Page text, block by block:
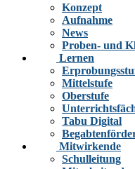
Konzept
Aufnahme
News
Proben- und
Lernen
Mittelstufe
Oberstufe
Tabu Digital
Mitwirkende
Schulleitung